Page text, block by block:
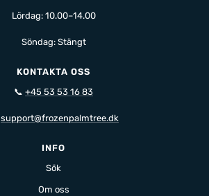
Lördag: 10.00–14.00
Söndag: Stängt
KONTAKTA OSS
📞 +45 53 53 16 83
support@frozenpalmtree.dk
INFO
Sök
Om oss